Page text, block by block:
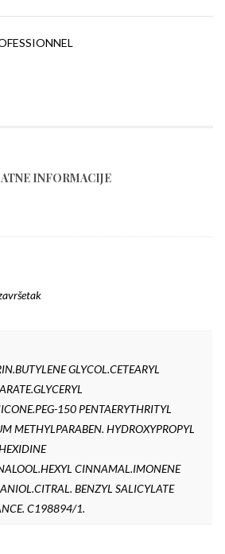
INFORMACIJE
GLYCOL.CETEARYL
150 PENTAERYTHRITYL
METHYLPARABEN. HYDROXYPROPYL
CINNAMAL.IMONENE
BENZYL SALICYLATE
C198894/1.